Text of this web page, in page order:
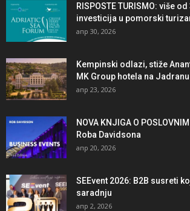
RISPOSTE TURISMO: više
investicija u pomorski
апр 30, 2026
Kempinski odlazi, stiže
MK Group hotela na Jadranu
апр 23, 2026
NOVA KNJIGA O
Roba Davidsona
апр 20, 2026
SEEvent 2026: B2B susreti
saradnju
апр 2, 2026